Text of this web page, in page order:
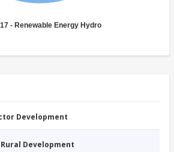
- Renewable Energy Hydro
Development
Rural Development